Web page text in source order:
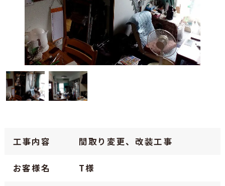
工事内容 間取り変更、改装工事
お客様名 T様